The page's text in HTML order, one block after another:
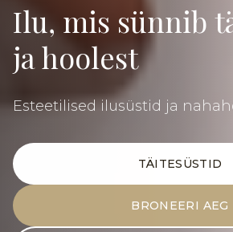
Ilu, mis sünnib
ja hoolest
Esteetilised ilusüstid ja
TÄITESÜSTID
BRONEERI AEG